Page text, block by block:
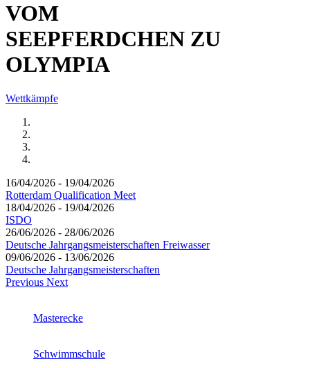
VOM
SEEPFERDCHEN ZU
OLYMPIA
Wettkämpfe
16/04/2026 - 19/04/2026
Rotterdam Qualification Meet
18/04/2026 - 19/04/2026
ISDO
26/06/2026 - 28/06/2026
Deutsche Jahrgangsmeisterschaften Freiwasser
09/06/2026 - 13/06/2026
Deutsche Jahrgangsmeisterschaften
Previous Next
Masterecke
Schwimmschule